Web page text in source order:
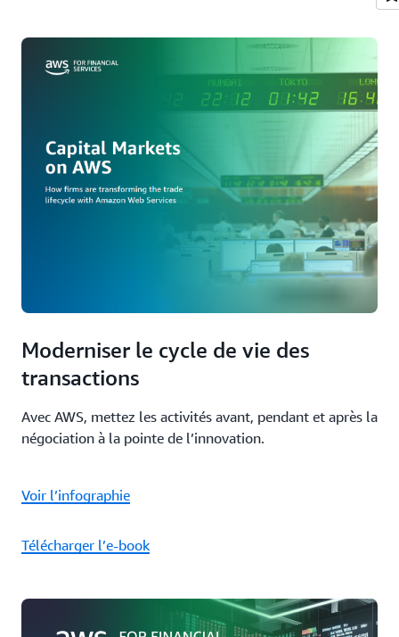
Moderniser le cycle de vie des
transactions
Avec AWS, mettez les activités avant, pendant et après la
négociation à la pointe de l’innovation.
Voir l’infographie
Télécharger l’e‑book